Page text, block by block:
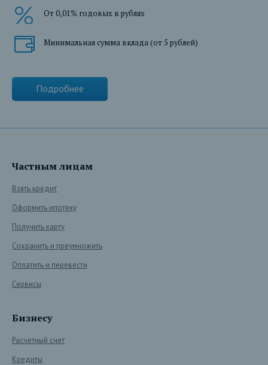
От 0,01% годовых в рублях
Минимальная сумма вклада (от 5 рублей)
Подробнее
Частным лицам
Взять кредит
Оформить ипотеку
Получить карту
Сохранить и преумножить
Оплатить и перевести
Сервисы
Бизнесу
Расчетный счет
Кредиты